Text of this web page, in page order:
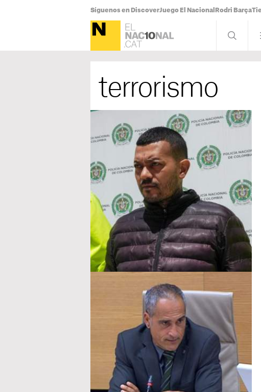
Síguenos en DiscoverJuego El Nacional Rodri Barça
terrorismo